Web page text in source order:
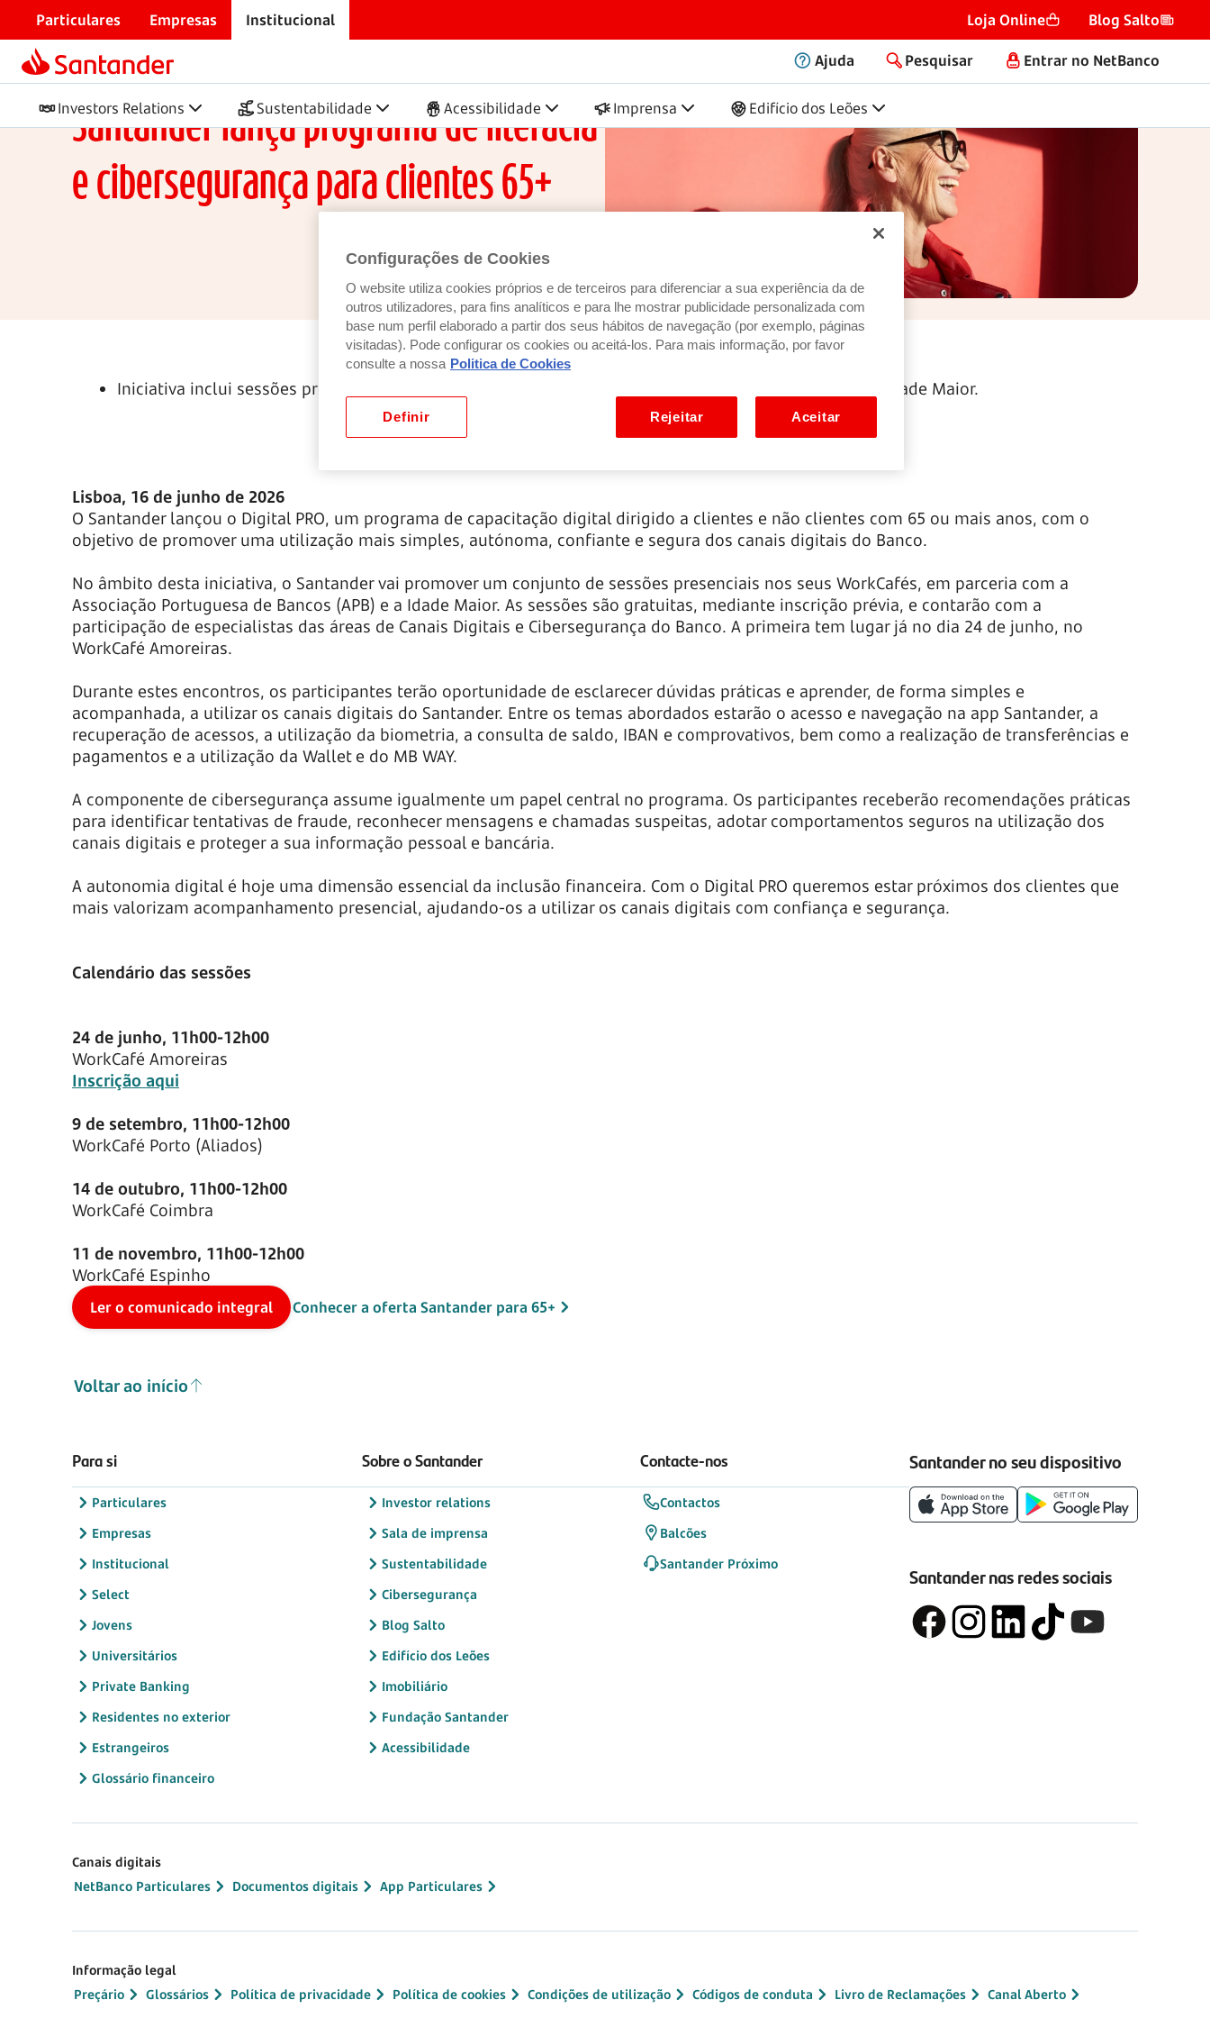
Particulares Empresas Institucional Loja Online Blog Salto
Ajuda Pesquisar Entrar no NetBanco
Investors Relations Sustentabilidade Acessibilidade Imprensa Edifício dos Leões
Início Imprensa Literacia e cibersegurança para 65+
Nota de imprensa
Santander lança programa de literacia
e cibersegurança para clientes 65+
Iniciativa inclui sessões presenciais e gratuitas nos WorkCafés do banco, em parceria com a APB e a Idade Maior.
Lisboa, 16 de junho de 2026
O Santander lançou o Digital PRO, um programa de capacitação digital dirigido a clientes e não clientes com 65 ou mais anos, com o
objetivo de promover uma utilização mais simples, autónoma, confiante e segura dos canais digitais do Banco.
No âmbito desta iniciativa, o Santander vai promover um conjunto de sessões presenciais nos seus WorkCafés, em parceria com a
Associação Portuguesa de Bancos (APB) e a Idade Maior. As sessões são gratuitas, mediante inscrição prévia, e contarão com a
participação de especialistas das áreas de Canais Digitais e Cibersegurança do Banco. A primeira tem lugar já no dia 24 de junho, no
WorkCafé Amoreiras.
Durante estes encontros, os participantes terão oportunidade de esclarecer dúvidas práticas e aprender, de forma simples e
acompanhada, a utilizar os canais digitais do Santander. Entre os temas abordados estarão o acesso e navegação na app Santander, a
recuperação de acessos, a utilização da biometria, a consulta de saldo, IBAN e comprovativos, bem como a realização de transferências e
pagamentos e a utilização da Wallet e do MB WAY.
A componente de cibersegurança assume igualmente um papel central no programa. Os participantes receberão recomendações práticas
para identificar tentativas de fraude, reconhecer mensagens e chamadas suspeitas, adotar comportamentos seguros na utilização dos
canais digitais e proteger a sua informação pessoal e bancária.
A autonomia digital é hoje uma dimensão essencial da inclusão financeira. Com o Digital PRO queremos estar próximos dos clientes que
mais valorizam acompanhamento presencial, ajudando-os a utilizar os canais digitais com confiança e segurança.
Calendário das sessões
24 de junho, 11h00-12h00
WorkCafé Amoreiras
Inscrição aqui
9 de setembro, 11h00-12h00
WorkCafé Porto (Aliados)
14 de outubro, 11h00-12h00
WorkCafé Coimbra
11 de novembro, 11h00-12h00
WorkCafé Espinho
Ler o comunicado integral Conhecer a oferta Santander para 65+
Voltar ao início
Para si
Particulares
Empresas
Institucional
Select
Jovens
Universitários
Private Banking
Residentes no exterior
Estrangeiros
Glossário financeiro
Sobre o Santander
Investor relations
Sala de imprensa
Sustentabilidade
Cibersegurança
Blog Salto
Edifício dos Leões
Imobiliário
Fundação Santander
Acessibilidade
Contacte-nos
Contactos
Balcões
Santander Próximo
Santander no seu dispositivo
Santander nas redes sociais
Canais digitais
NetBanco Particulares
Documentos digitais App Particulares
Informação legal
Preçário
Glossários Política de privacidade Política de cookies Condições de utilização Códigos de conduta Livro de Reclamações
Canal Aberto
Configurações de Cookies
O website utiliza cookies próprios e de terceiros para diferenciar a sua experiência da de
outros utilizadores, para fins analíticos e para lhe mostrar publicidade personalizada com
base num perfil elaborado a partir dos seus hábitos de navegação (por exemplo, páginas
visitadas). Pode configurar os cookies ou aceitá-los. Para mais informação, por favor
consulte a nossa Politica de Cookies
Definir Rejeitar Aceitar